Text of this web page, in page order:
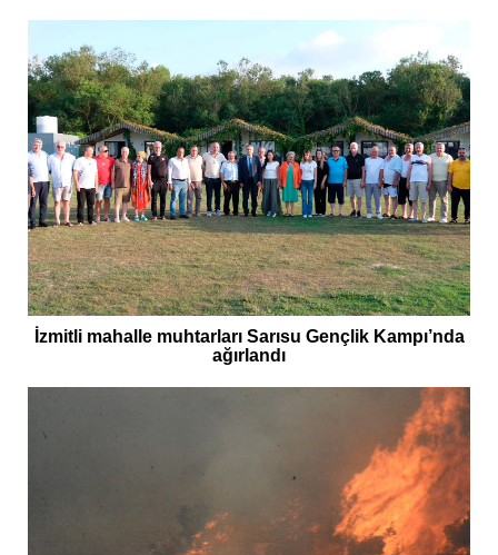
İzmitli mahalle muhtarları Sarısu Gençlik Kampı’nda
ağırlandı